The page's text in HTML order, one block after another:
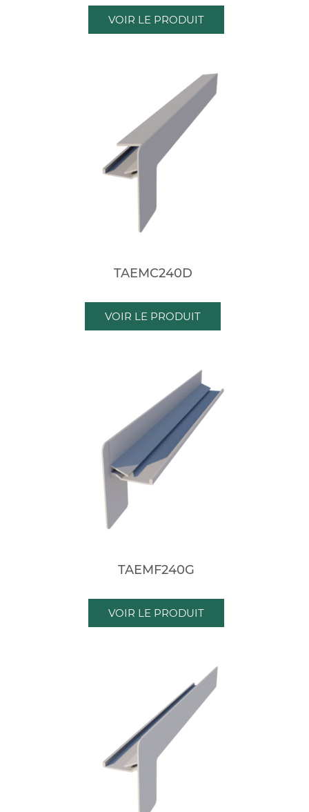
VOIR LE PRODUIT
TAEMC240D
VOIR LE PRODUIT
TAEMF240G
VOIR LE PRODUIT